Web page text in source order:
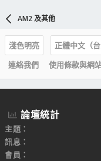
AM2 及其他
淺色明亮
正體中文（台
連絡我們
使用條款與網
論壇統計
主題
訊息
會員